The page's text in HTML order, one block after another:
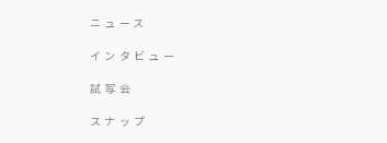
ニュース
インタビュー
試写会
スナップ